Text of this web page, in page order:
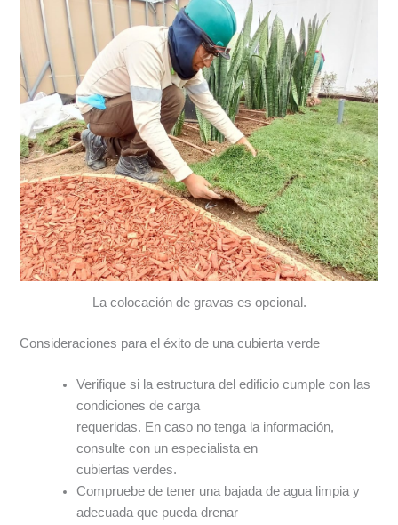
La colocación de gravas es opcional.
Consideraciones para el éxito de una cubierta verde
Verifique si la estructura del edificio cumple con las
condiciones de carga
requeridas. En caso no tenga la información,
consulte con un especialista en
cubiertas verdes.
Compruebe de tener una bajada de agua limpia y
adecuada que pueda drenar